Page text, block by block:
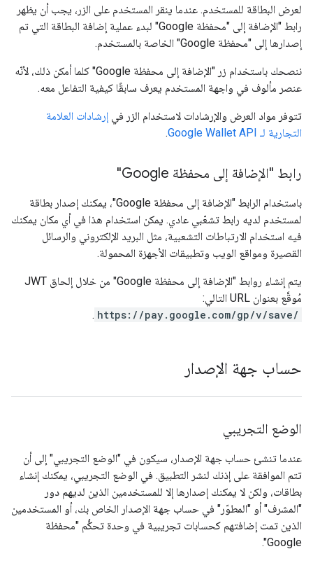
لعرض البطاقة للمستخدم. عندما ينقر المستخدم على الزر، يجب أن يظهر
رابط "الإضافة إلى "محفظة Google" لبدء عملية إضافة البطاقة التي تم
إصدارها إلى "محفظة Google" الخاصة بالمستخدم.
ننصحك باستخدام زر "الإضافة إلى محفظة Google" كلما أمكن ذلك، لأنّه
عنصر مألوف في واجهة المستخدم يعرف سابقًا كيفية التفاعل معه.
تتوفر مواد العرض والإرشادات لاستخدام الزر في إرشادات العلامة
التجارية لـ Google Wallet API
.
رابط "الإضافة إلى محفظة Google"
باستخدام الرابط "الإضافة إلى محفظة Google"، يمكنك إصدار بطاقة
لمستخدم لديه رابط تشعّبي عادي. يمكن استخدام هذا في أي مكان يمكنك
فيه استخدام الارتباطات التشعبية، مثل البريد الإلكتروني والرسائل
القصيرة ومواقع الويب وتطبيقات الأجهزة المحمولة.
يتم إنشاء روابط "الإضافة إلى محفظة Google" من خلال إلحاق JWT
مُوقَّع بعنوان URL التالي:
https://pay.google.com/gp/v/save/
.
حساب جهة الإصدار
الوضع التجريبي
عندما تنشئ حساب جهة الإصدار، سيكون في "الوضع التجريبي" إلى أن
تتم الموافقة على إذنك لنشر التطبيق. في الوضع التجريبي، يمكنك إنشاء
بطاقات، ولكن لا يمكنك إصدارها إلا للمستخدمين الذين لديهم دور
"المشرف" أو "المطوّر" في حساب جهة الإصدار الخاص بك، أو المستخدمين
الذين تمت إضافتهم كحسابات تجريبية في وحدة تحكُّم "محفظة
Google".